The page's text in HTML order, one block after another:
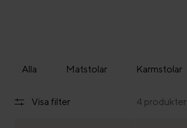
Visa filter
Alla Matstolar Karmstolar
4 produkter